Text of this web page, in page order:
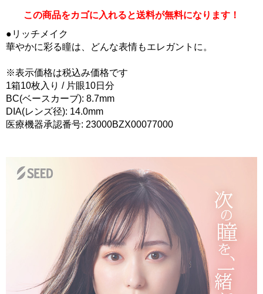
この商品をカゴに入れると送料が無料になります！
●リッチメイク
華やかに彩る瞳は、どんな表情もエレガントに。
※表示価格は税込み価格です
1箱10枚入り / 片眼10日分
BC(ベースカーブ): 8.7mm
DIA(レンズ径): 14.0mm
医療機器承認番号: 23000BZX00077000